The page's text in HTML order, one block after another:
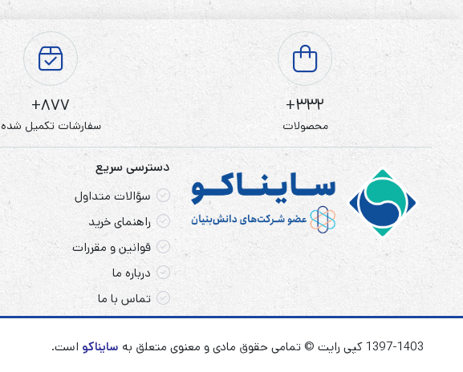
332+
محصولات
877+
سفارشات تکمیل شده
دسترسی سریع
سؤالات متداول
راهنمای خرید
قوانین و مقررات
درباره ما
تماس با ما
1397-1403 کپی رایت © تمامی حقوق مادی و معنوی متعلق به سایناکو است.